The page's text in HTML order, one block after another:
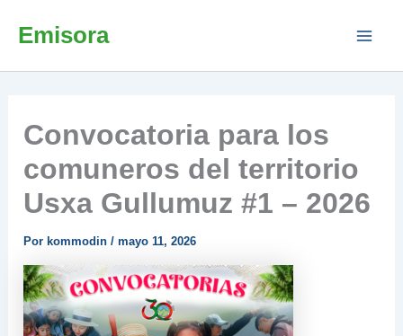
Emisora
Convocatoria para los
comuneros del territorio
Usxa Gullumuz #1 – 2026
Por kommodin/mayo 11, 2026